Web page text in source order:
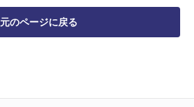
元のページに戻る